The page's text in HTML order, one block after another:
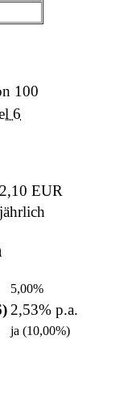
100
6
2,10 EUR
jährlich
5,00%
2,53% p.a.
ja (10,00%)